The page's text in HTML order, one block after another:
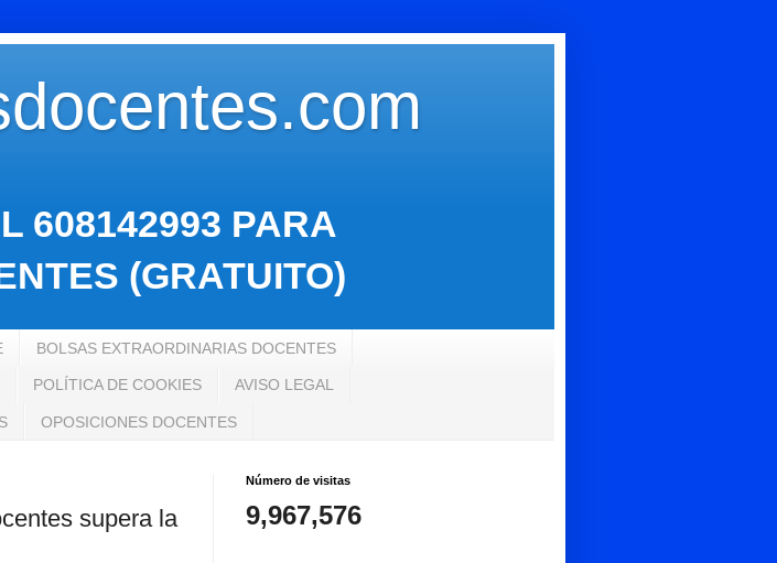
608142993 PARA
(GRATUITO)
BOLSAS EXTRAORDINARIAS DOCENTES
POLÍTICA DE COOKIES AVISO LEGAL
OPOSICIONES DOCENTES
supera la
Número de visitas
9,967,576